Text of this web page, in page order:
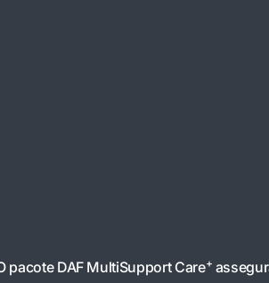
pacote DAF MultiSupport Care+